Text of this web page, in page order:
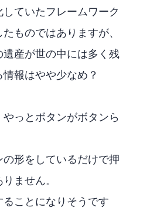
化していたフレームワーク
ものではありますが、
遺産が世の中には多く残
る情報はやや少なめ？
、やっとボタンがボタンら
の形をしているだけで押
ません。
することになりそうです